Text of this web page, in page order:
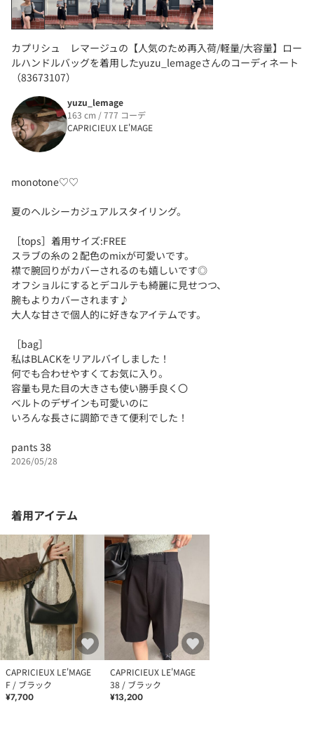
カプリシュ レマージュの【人気のため再入荷/軽量/大容量】ロー
ルハンドルバッグを着用したyuzu_lemageさんのコーディネート
（83673107）
yuzu_lemage
163 cm / 777 コーデ
CAPRICIEUX LE'MAGE
monotone♡♡
夏のヘルシーカジュアルスタイリング。
［tops］着用サイズ:FREE
スラブの糸の２配色のmixが可愛いです。
襟で腕回りがカバーされるのも嬉しいです◎
オフショルにするとデコルテも綺麗に見せつつ、
腕もよりカバーされます♪
大人な甘さで個人的に好きなアイテムです。
［bag］
私はBLACKをリアルバイしました！
何でも合わせやすくてお気に入り。
容量も見た目の大きさも使い勝手良く〇
ベルトのデザインも可愛いのに
いろんな長さに調節できて便利でした！
pants 38
2026/05/28
着用アイテム
CAPRICIEUX LE'MAGE
F / ブラック
¥7,700
CAPRICIEUX LE'MAGE
38 / ブラック
¥13,200